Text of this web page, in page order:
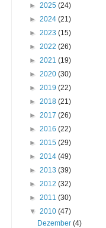
► 2025 (24)
► 2024 (21)
► 2023 (15)
► 2022 (26)
► 2021 (19)
► 2020 (30)
► 2019 (22)
► 2018 (21)
► 2017 (26)
► 2016 (22)
► 2015 (29)
► 2014 (49)
► 2013 (39)
► 2012 (32)
► 2011 (30)
▼ 2010 (47)
Dezember(4)